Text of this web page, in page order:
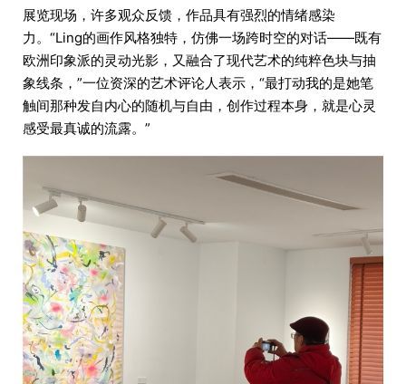
展览现场，许多观众反馈，作品具有强烈的情绪感染
力。“Ling的画作风格独特，仿佛一场跨时空的对话——既有
欧洲印象派的灵动光影，又融合了现代艺术的纯粹色块与抽
象线条，”一位资深的艺术评论人表示，“最打动我的是她笔
触间那种发自内心的随机与自由，创作过程本身，就是心灵
感受最真诚的流露。”